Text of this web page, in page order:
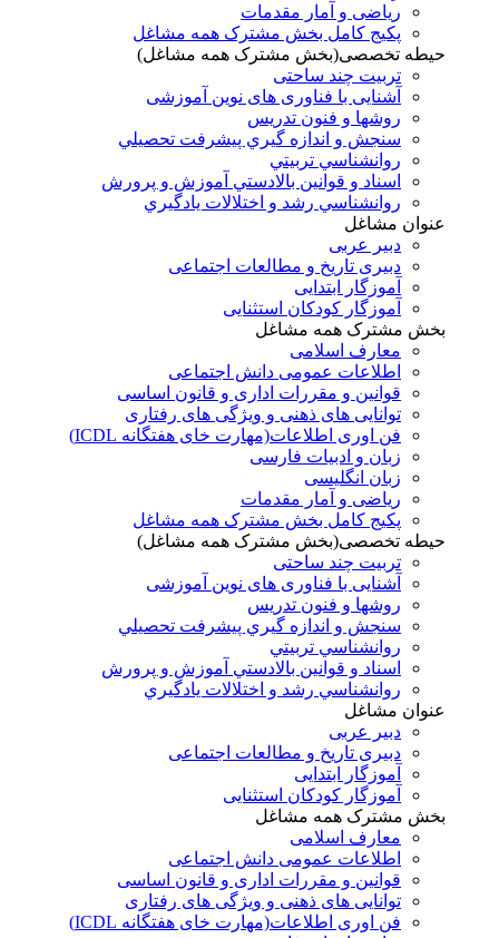
ریاضی و آمار مقدمات
پکیج کامل بخش مشترک همه مشاغل
حیطه تخصصی(بخش مشترک همه مشاغل)
تربیت چند ساحتی
آشنایی با فناوری های نوین آموزشی
روشها و فنون تدريس
سنجش و اندازه گيري پيشرفت تحصيلي
روانشناسي تربيتي
اسناد و قوانين بالادستي آموزش و پرورش
روانشناسي رشد و اختلالات يادگيري
عنوان مشاغل
دبير عربی
دبیری تاریخ و مطالعات اجتماعی
آموزگار ابتدایی
آموزگار کودکان استثنایی
بخش مشترک همه مشاغل
معارف اسلامی
اطلاعات عمومی دانش اجتماعی
قوانین و مقررات اداری و قانون اساسی
توانایی های ذهنی و ویژگی های رفتاری
فن اوری اطلاعات(مهارت خای هفتگانه ICDL)
زبان و ادبیات فارسی
زبان انگلیسی
ریاضی و آمار مقدمات
پکیج کامل بخش مشترک همه مشاغل
حیطه تخصصی(بخش مشترک همه مشاغل)
تربیت چند ساحتی
آشنایی با فناوری های نوین آموزشی
روشها و فنون تدريس
سنجش و اندازه گيري پيشرفت تحصيلي
روانشناسي تربيتي
اسناد و قوانين بالادستي آموزش و پرورش
روانشناسي رشد و اختلالات يادگيري
عنوان مشاغل
دبير عربی
دبیری تاریخ و مطالعات اجتماعی
آموزگار ابتدایی
آموزگار کودکان استثنایی
بخش مشترک همه مشاغل
معارف اسلامی
اطلاعات عمومی دانش اجتماعی
قوانین و مقررات اداری و قانون اساسی
توانایی های ذهنی و ویژگی های رفتاری
فن اوری اطلاعات(مهارت خای هفتگانه ICDL)